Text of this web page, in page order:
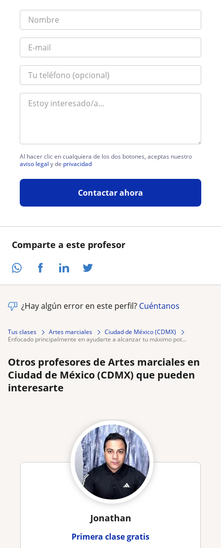
Comparte a este profesor
Al hacer clic en cualquiera de los dos botones, aceptas nuestro
aviso legal y de privacidad
Contactar ahora
¿Hay algún error en este perfil? Cuéntanos
Tus clases Artes marciales
Ciudad de México (CDMX)
enfocado principalmente en ayudarte a alcanzar tu máximo pot...
Otros profesores de Artes marciales en
Ciudad de México (CDMX) que pueden
interesarte
Jonathan
Primera clase gratis